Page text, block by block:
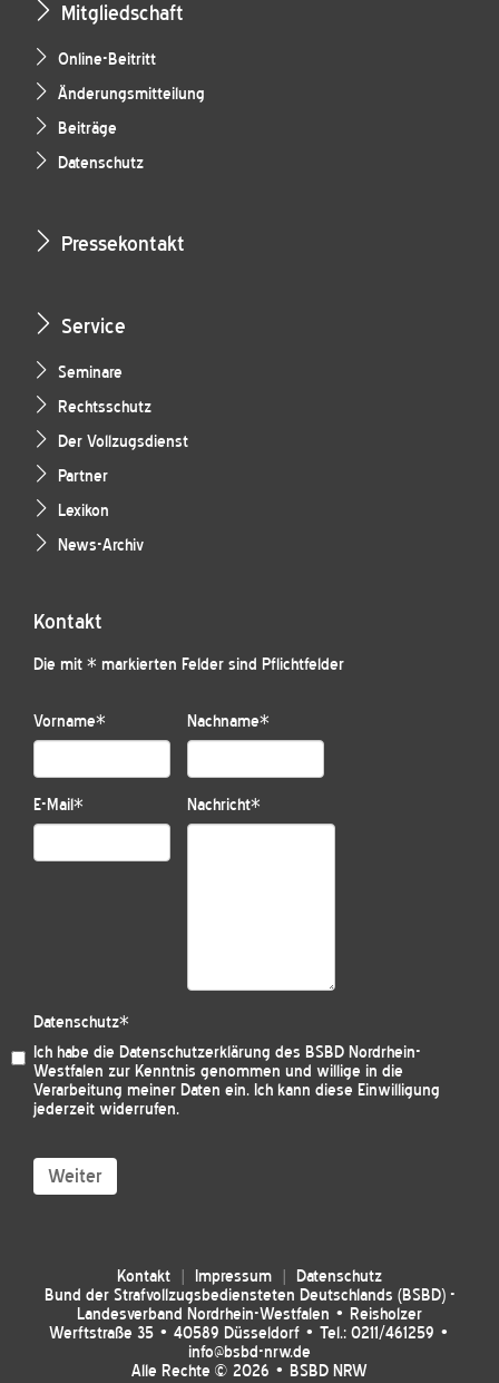
Mitgliedschaft
Online-Beitritt
Änderungsmitteilung
Beiträge
Datenschutz
Pressekontakt
Service
Seminare
Rechtsschutz
Der Vollzugsdienst
Partner
Lexikon
News-Archiv
Kontakt
Die mit * markierten Felder sind Pflichtfelder
Vorname* Nachname*
E-Mail* Nachricht*
Datenschutz*
Ich habe die Datenschutzerklärung des BSBD Nordrhein-
Westfalen zur Kenntnis genommen und willige in die
Verarbeitung meiner Daten ein. Ich kann diese Einwilligung
jederzeit widerrufen.
Weiter
Kontakt Impressum
Datenschutz
Bund der Strafvollzugsbediensteten Deutschlands (BSBD) -
Landesverband Nordrhein-Westfalen • Reisholzer
Werftstraße 35 • 40589 Düsseldorf • Tel.: 0211/461259 •
info@bsbd-nrw.de
Alle Rechte © 2026 • BSBD NRW